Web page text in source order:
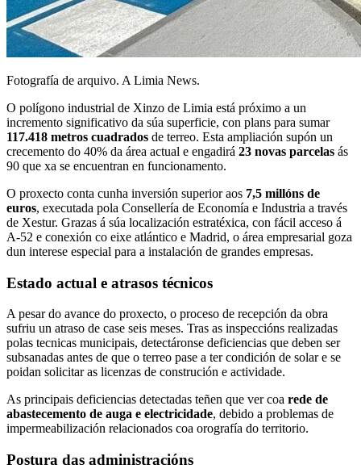
Fotografía de arquivo. A Limia News.
O polígono industrial de Xinzo de Limia está próximo a un
incremento significativo da súa superficie, con plans para sumar
117.418 metros cuadrados de terreo. Esta ampliación supón un
crecemento do 40% da área actual e engadirá 23 novas parcelas ás
90 que xa se encuentran en funcionamento.
O proxecto conta cunha inversión superior aos 7,5 millóns de
euros, executada pola Consellería de Economía e Industria a través
de Xestur. Grazas á súa localización estratéxica, con fácil acceso á
A-52 e conexión co eixe atlántico e Madrid, o área empresarial goza
dun interese especial para a instalación de grandes empresas.
Estado actual e atrasos técnicos
A pesar do avance do proxecto, o proceso de recepción da obra
sufriu un atraso de case seis meses. Tras as inspeccións realizadas
polas tecnicas municipais, detectáronse deficiencias que deben ser
subsanadas antes de que o terreo pase a ter condición de solar e se
poidan solicitar as licenzas de construción e actividade.
As principais deficiencias detectadas teñen que ver coa rede de
abastecemento de auga e electricidade, debido a problemas de
impermeabilización relacionados coa orografía do territorio.
Postura das administracións